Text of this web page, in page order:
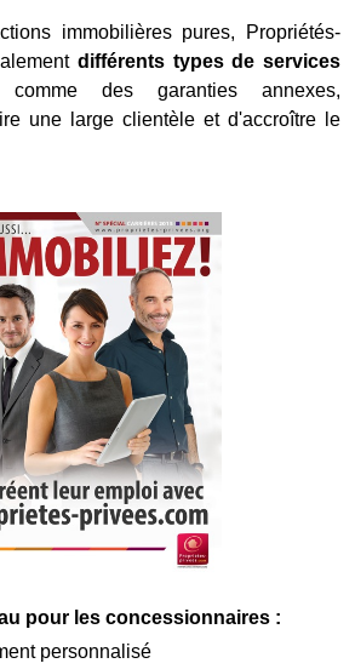
immobilières pures, Propriétés-
différents types de services
comme des garanties annexes,
une large clientèle et d'accroître le
pour les concessionnaires :
personnalisé